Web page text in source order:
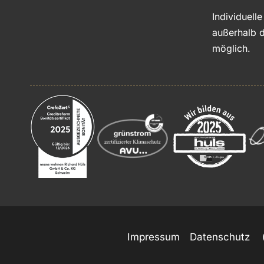
außerhalb
möglich.
Impressum Datenschutz